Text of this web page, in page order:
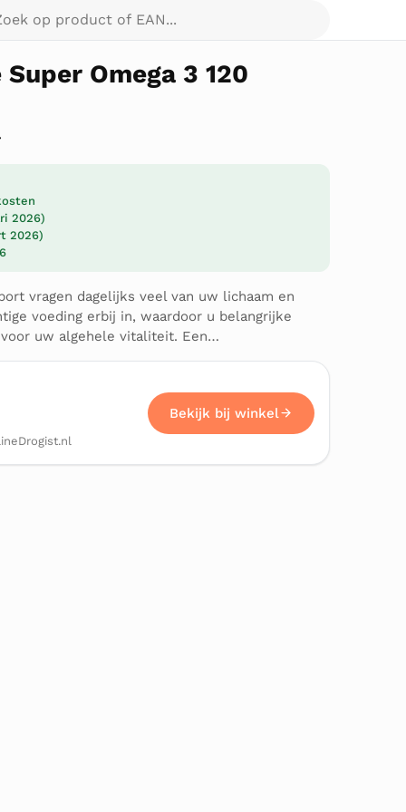
product of EAN...
Omega 3 120
2026)
2026)
vragen dagelijks veel van uw lichaam en
voeding erbij in, waardoor u belangrijke
uw algehele vitaliteit. Een…
Bekijk bij winkel